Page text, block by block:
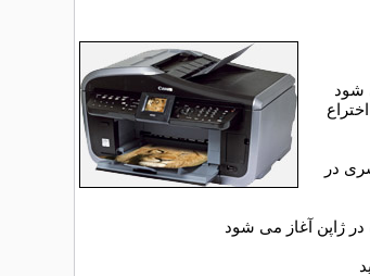
شود
در
در ژاپن آغاز می شود